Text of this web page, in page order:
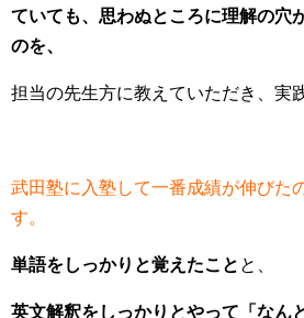
ていても、思わぬところに理解の穴
のを、
担当の先生方に教えていただき、実
武田塾に入塾して一番成績が伸びた
す。
単語をしっかりと覚えたこと と、
英文解釈をしっかりとやって「なん